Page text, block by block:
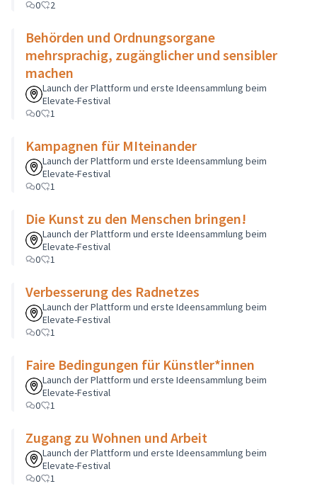
0
2
Behörden und Ordnungsorgane
mehrsprachig, zugänglicher und sensibler
machen
Launch der Plattform und erste Ideensammlung beim
Elevate-Festival
0
1
Kampagnen für MIteinander
Launch der Plattform und erste Ideensammlung beim
Elevate-Festival
0
1
Die Kunst zu den Menschen bringen!
Launch der Plattform und erste Ideensammlung beim
Elevate-Festival
0
1
Verbesserung des Radnetzes
Launch der Plattform und erste Ideensammlung beim
Elevate-Festival
0
1
Faire Bedingungen für Künstler*innen
Launch der Plattform und erste Ideensammlung beim
Elevate-Festival
0
1
Zugang zu Wohnen und Arbeit
Launch der Plattform und erste Ideensammlung beim
Elevate-Festival
0
1